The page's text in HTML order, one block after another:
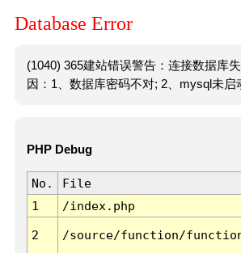
Database Error
(1040) 365建站错误警告：连接数据库
因：1、数据库密码不对; 2、mysql未启
PHP Debug
No. File
1
/index.php
2 /source/function/